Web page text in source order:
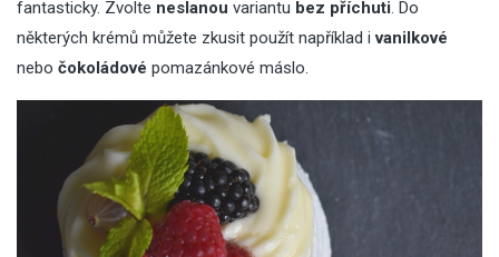
fantasticky. Zvolte neslanou variantu bez příchuti. Do
některých krémů můžete zkusit použít například ivanilkové
nebo čokoládové pomazánkové máslo.